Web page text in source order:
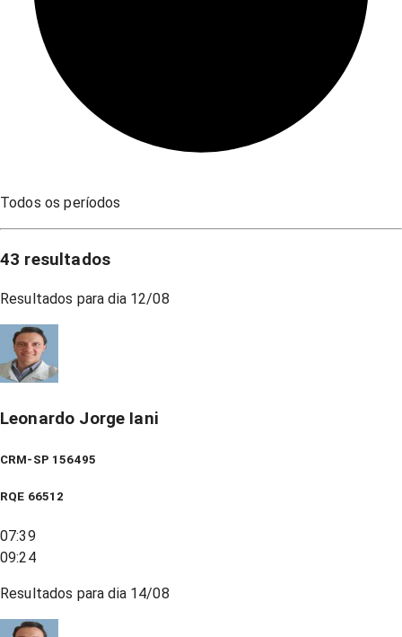
Todos os períodos
43 resultados
Resultados para dia 12/08
Leonardo Jorge Iani
CRM-SP 156495
RQE 66512
07:39
09:24
Resultados para dia 14/08